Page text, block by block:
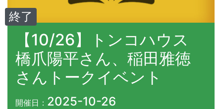
【10/26】トンコハウス
橋爪陽平さん、稲田雅徳
さんトークイベント
終了
開催日： 2025-10-26